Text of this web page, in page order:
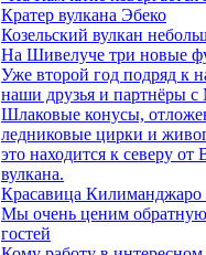
Кратер вулкана Эбеко
Козельский вулкан
На Шивелуче три новые
Уже второй год подряд к
наши друзья и партнёры
Шлаковые конусы,
ледниковые цирки и
это находится к северу
вулкана.
Красавица Килиманджаро
Мы очень ценим обратную
гостей